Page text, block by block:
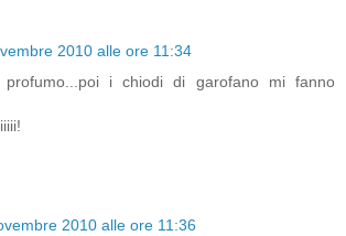
2010 alle ore 11:34
profumo...poi i chiodi di garofano mi fanno
2010 alle ore 11:36